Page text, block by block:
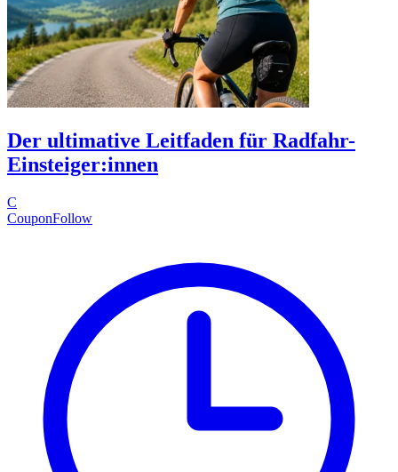
Der ultimative Leitfaden für Radfahr-
Einsteiger:innen
C
CouponFollow